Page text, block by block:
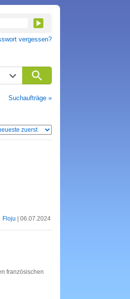
vergessen?
Suchaufträge »
Floju | 06.07.2024
französischen